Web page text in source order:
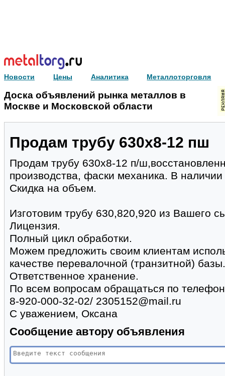
Новости Цены Аналитика Металлоторговля
Доска объявлений рынка металлов в
Москве и Московской области
Продам трубу 630х8-12 пш
Продам трубу 630х8-12 п/
производства, фаски механика. В
Скидка на объем.
Изготовим трубу 630,820,920 из Вашего
Лицензия.
Полный цикл обработки.
Можем предложить своим клиентам
качестве перевалочной (транзитной) базы.
Ответственное хранение.
По всем вопросам обращаться по
8-920-000-32-02/ 2305152@mail.ru
С уважением, Оксана
Сообщение автору объявления